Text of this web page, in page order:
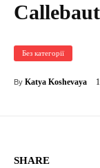
Без категорії
By Katya Koshevaya
SHARE